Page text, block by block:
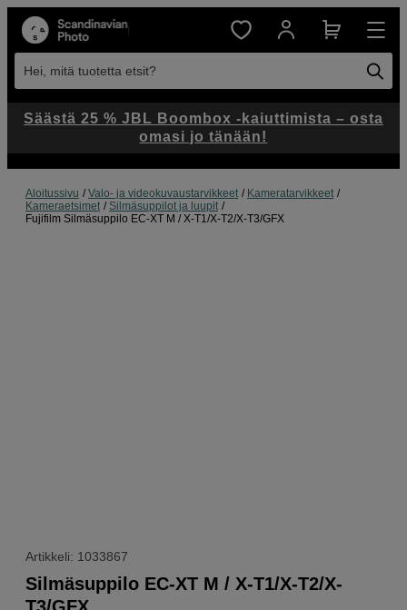
Hei, mitä tuotetta etsit?
Aloitussivu Valo- ja videokuvaustarvikkeet
Kameratarvikkeet
Kameraetsimet
Silmäsuppilot ja luupit
Fujifilm Silmäsuppilo EC-XT M / X-T1/X-T2/X-T3/GFX
Artikkeli: 1033867
Silmäsuppilo EC-XT M / X-T1/X-T2/X-
Säästä 25 % JBL Boombox -kaiuttimista – osta
omasi jo tänään!